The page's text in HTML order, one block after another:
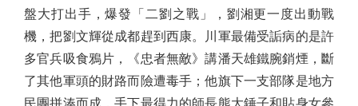
盤大打出手，爆發「二劉之戰」，劉湘更一度出動戰
機，把劉文輝從成都趕到西康。川軍最備受詬病的是許
多官兵吸食鴉片，《忠者無敵》講潘天雄鐵腕銷煙，斷
了其他軍頭的財路而險遭毒手；他旗下一支部隊是地方